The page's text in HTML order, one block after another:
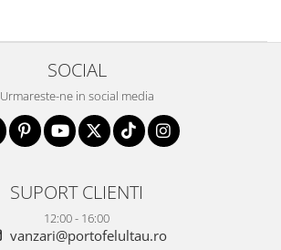
SOCIAL
Urmareste-ne in social media
SUPORT CLIENTI
12:00 - 16:00
vanzari@portofelultau.ro